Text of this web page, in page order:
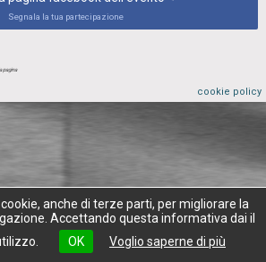
anche di terze parti, per migliorare la
Accettando questa informativa dai il
OK Voglio saperne di più
Segnala la tua partecipazione
pagina
cookie policy